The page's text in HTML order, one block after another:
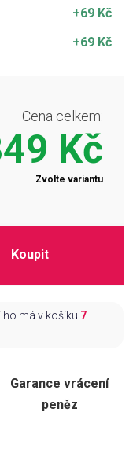
+69 Kč
+69 Kč
Cena celkem:
Kč
Zvolte variantu
Koupit
ho má v košíku 7
Garance vrácení
peněz